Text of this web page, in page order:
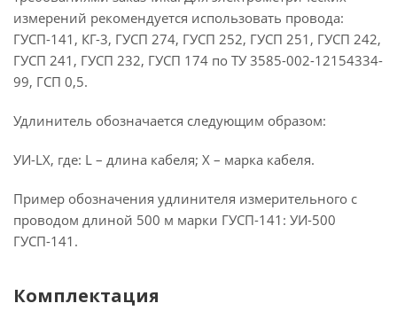
измерений рекомендуется использовать провода:
ГУСП-141, КГ-3, ГУСП 274, ГУСП 252, ГУСП 251, ГУСП 242,
ГУСП 241, ГУСП 232, ГУСП 174 по ТУ 3585-002-12154334-
99, ГСП 0,5.
Удлинитель обозначается следующим образом:
УИ-LX, где: L – длина кабеля; Х – марка кабеля.
Пример обозначения удлинителя измерительного с
проводом длиной 500 м марки ГУСП-141: УИ-500
ГУСП-141.
Комплектация